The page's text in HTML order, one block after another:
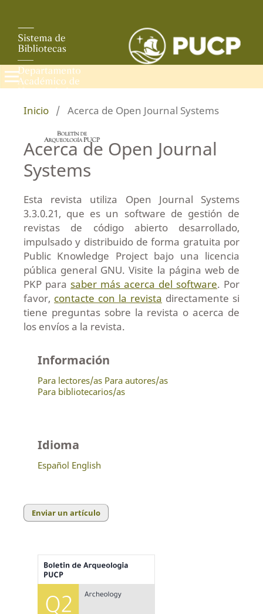
Inicio / Acerca de Open Journal Systems
Acerca de Open Journal
Systems
Esta revista utiliza Open Journal Systems
3.3.0.21, que es un software de gestión de
revistas de código abierto desarrollado,
impulsado y distribuido de forma gratuita por
Public Knowledge Project bajo una licencia
pública general GNU. Visite la página web de
PKP para saber más acerca del software. Por
favor, contacte con la revista directamente si
tiene preguntas sobre la revista o acerca de
los envíos a la revista.
Información
Para lectores/as Para autores/as
Para bibliotecarios/as
Idioma
Español English
Enviar un artículo